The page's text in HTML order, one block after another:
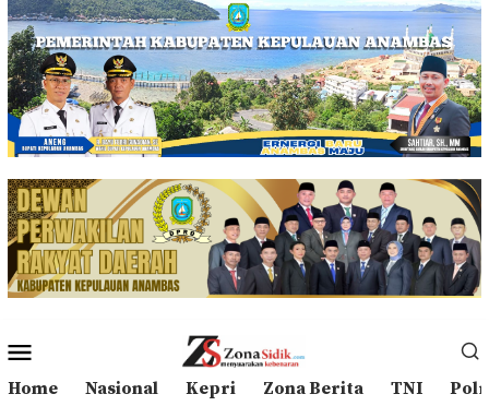
Loncat
ke
konten
Mobile
Home Nasional Kepri Zona Berita TNI